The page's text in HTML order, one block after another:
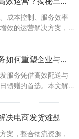
成本控制、服务效率
效的运营解决方案，
礼品代发新趋势：一站式服务如何重塑企业与个人送礼体验？
服务凭借高效配送与
馈赠的首选。本文解
决电商发货难题
案，整合物流资源，